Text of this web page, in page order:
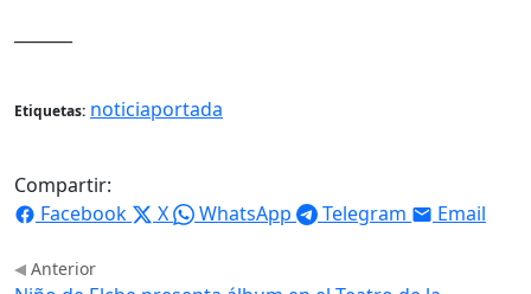
Etiquetas: noticiaportada
Compartir:
Facebook
X WhatsApp Telegram Email
Anterior